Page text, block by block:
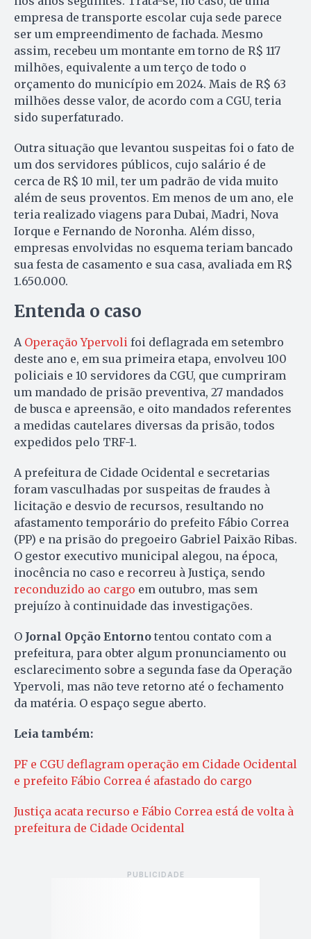
empresa de transporte escolar cuja sede parece
ser um empreendimento de fachada. Mesmo
assim, recebeu um montante em torno de R$ 117
milhões, equivalente a um terço de todo o
orçamento do município em 2024. Mais de R$ 63
milhões desse valor, de acordo com a CGU, teria
sido superfaturado.
Outra situação que levantou suspeitas foi o fato de
um dos servidores públicos, cujo salário é de
cerca de R$ 10 mil, ter um padrão de vida muito
além de seus proventos. Em menos de um ano, ele
teria realizado viagens para Dubai, Madri, Nova
Iorque e Fernando de Noronha. Além disso,
empresas envolvidas no esquema teriam bancado
sua festa de casamento e sua casa, avaliada em R$
1.650.000.
Entenda o caso
A Operação Ypervoli foi deflagrada em setembro
deste ano e, em sua primeira etapa, envolveu 100
policiais e 10 servidores da CGU, que cumpriram
um mandado de prisão preventiva, 27 mandados
de busca e apreensão, e oito mandados referentes
a medidas cautelares diversas da prisão, todos
expedidos pelo TRF-1.
A prefeitura de Cidade Ocidental e secretarias
foram vasculhadas por suspeitas de fraudes à
licitação e desvio de recursos, resultando no
afastamento temporário do prefeito Fábio Correa
(PP) e na prisão do pregoeiro Gabriel Paixão Ribas.
O gestor executivo municipal alegou, na época,
inocência no caso e recorreu à Justiça, sendo
reconduzido ao cargo em outubro, mas sem
prejuízo à continuidade das investigações.
O Jornal Opção Entorno tentou contato com a
prefeitura, para obter algum pronunciamento ou
esclarecimento sobre a segunda fase da Operação
Ypervoli, mas não teve retorno até o fechamento
da matéria. O espaço segue aberto.
Leia também:
PF e CGU deflagram operação em Cidade Ocidental
e prefeito Fábio Correa é afastado do cargo
Justiça acata recurso e Fábio Correa está de volta à
prefeitura de Cidade Ocidental